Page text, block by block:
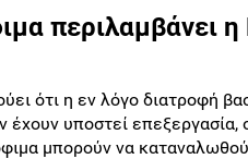
περιλαμβάνει
ότι η εν λόγο διατροφή
έχουν υποστεί
μπορούν να